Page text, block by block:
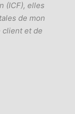
(ICF), elles
de mon
client et de